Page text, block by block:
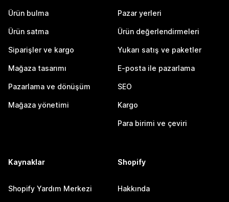
Ürün bulma
Ürün satma
Siparişler ve kargo
Mağaza tasarımı
Pazarlama ve dönüşüm
Mağaza yönetimi
Pazar yerleri
Ürün değerlendirmeleri
Yukarı satış ve paketler
E-posta ile pazarlama
SEO
Kargo
Para birimi ve çeviri
Kaynaklar
Shopify Yardım Merkezi
Shopify
Hakkında